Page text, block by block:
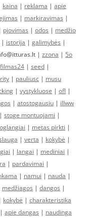
kaina | reklama | apie
| markiravimas |
pjovimas | odos | medžio
| istorija | galimybės |
| zzona | 5o
filmas24 | seed |
| pauliusc | musu
| vystykluose | ofl |
| atostogausiu | illww
| stoge montuojami |
| metas pirkti |
| verta | kokybė |
| langai | mediniai |
| pardavimai |
| namui | nauda |
medžiagos | dangos |
kokybė | charakteristika
| apie dangas | naudinga